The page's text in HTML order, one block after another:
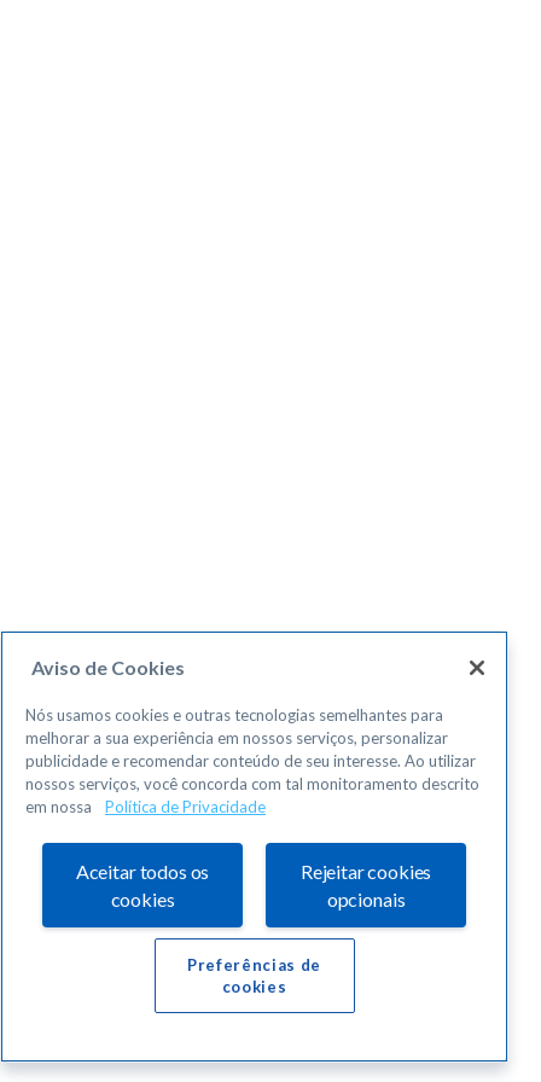
Aviso de Cookies
Nós usamos cookies e outras tecnologias semelhantes para
melhorar a sua experiência em nossos serviços, personalizar
publicidade e recomendar conteúdo de seu interesse. Ao utilizar
nossos serviços, você concorda com tal monitoramento descrito
em nossa
Política de Privacidade
Aceitar todos os
cookies
Rejeitar cookies
opcionais
Preferências de
cookies